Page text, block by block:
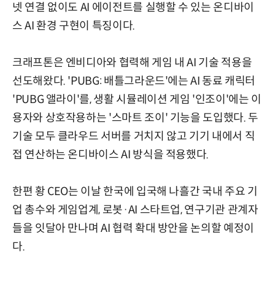
넷 연결 없이도 AI 에이전트를 실행할 수 있는 온디바이
스 AI 환경 구현이 특징이다.
크래프톤은 엔비디아와 협력해 게임 내 AI 기술 적용을
선도해왔다. 'PUBG: 배틀그라운드'에는 AI 동료 캐릭터
'PUBG 앨라이'를, 생활 시뮬레이션 게임 '인조이'에는 이
용자와 상호작용하는 '스마트 조이' 기능을 도입했다. 두
기술 모두 클라우드 서버를 거치지 않고 기기 내에서 직
접 연산하는 온디바이스 AI 방식을 적용했다.
한편 황 CEO는 이날 한국에 입국해 나흘간 국내 주요 기
업 총수와 게임업계, 로봇·AI 스타트업, 연구기관 관계자
들을 잇달아 만나며 AI 협력 확대 방안을 논의할 예정이
다.